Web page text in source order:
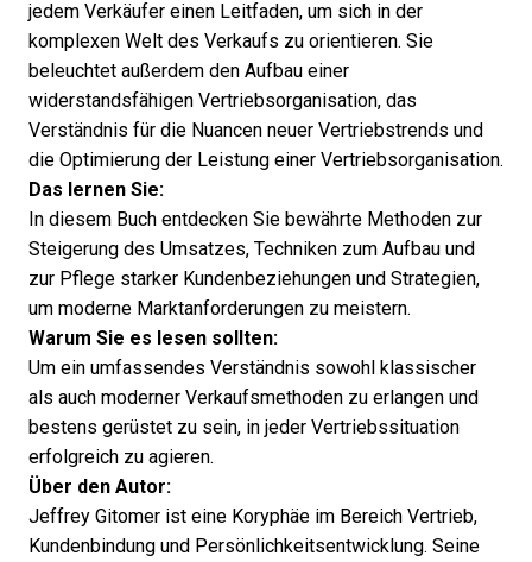
jedem Verkäufer einen Leitfaden, um sich in der
komplexen Welt des Verkaufs zu orientieren. Sie
beleuchtet außerdem den Aufbau einer
widerstandsfähigen Vertriebsorganisation, das
Verständnis für die Nuancen neuer Vertriebstrends und
die Optimierung der Leistung einer Vertriebsorganisation.
Das lernen Sie:
In diesem Buch entdecken Sie bewährte Methoden zur
Steigerung des Umsatzes, Techniken zum Aufbau und
zur Pflege starker Kundenbeziehungen und Strategien,
um moderne Marktanforderungen zu meistern.
Warum Sie es lesen sollten:
Um ein umfassendes Verständnis sowohl klassischer
als auch moderner Verkaufsmethoden zu erlangen und
bestens gerüstet zu sein, in jeder Vertriebssituation
erfolgreich zu agieren.
Über den Autor:
Jeffrey Gitomer ist eine Koryphäe im Bereich Vertrieb,
Kundenbindung und Persönlichkeitsentwicklung. Seine